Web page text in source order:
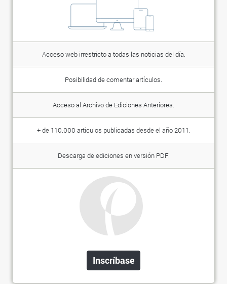
Acceso web irrestricto a todas las noticias del día.
Posibilidad de comentar artículos.
Acceso al Archivo de Ediciones Anteriores.
+ de 110.000 artículos publicadas desde el año 2011.
Descarga de ediciones en versión PDF.
Inscríbase